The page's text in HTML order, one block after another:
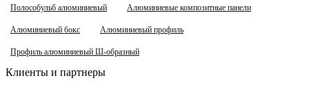
Полособульб алюминиевый Алюминиевые композитные панели
Алюминиевый бокс Алюминиевый профиль
Профиль алюминиевый Ш-образный
Клиенты и партнеры